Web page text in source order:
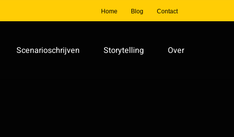
Home Blog Contact
Scenarioschrijven Storytelling Over